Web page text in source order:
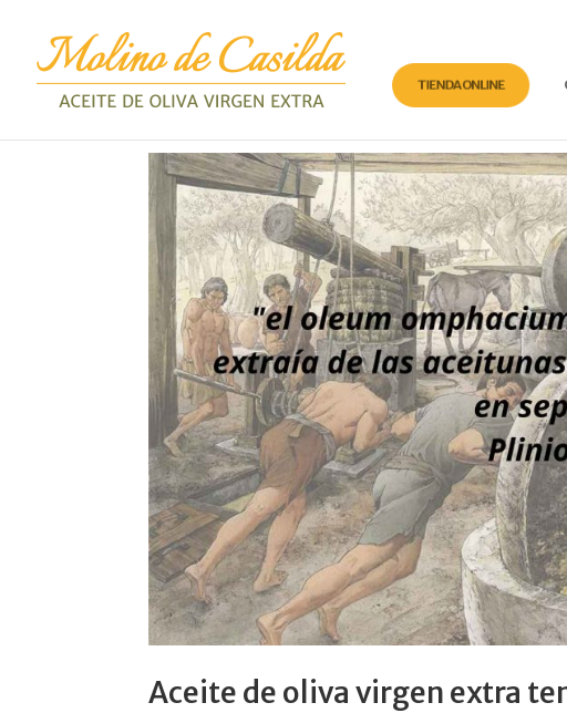
TIENDA ONLINE
Aceite de oliva virgen extra